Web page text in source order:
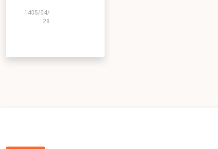
1405/04/
28